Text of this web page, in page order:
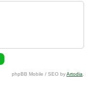
phpBB Mobile / SEO byArtodia